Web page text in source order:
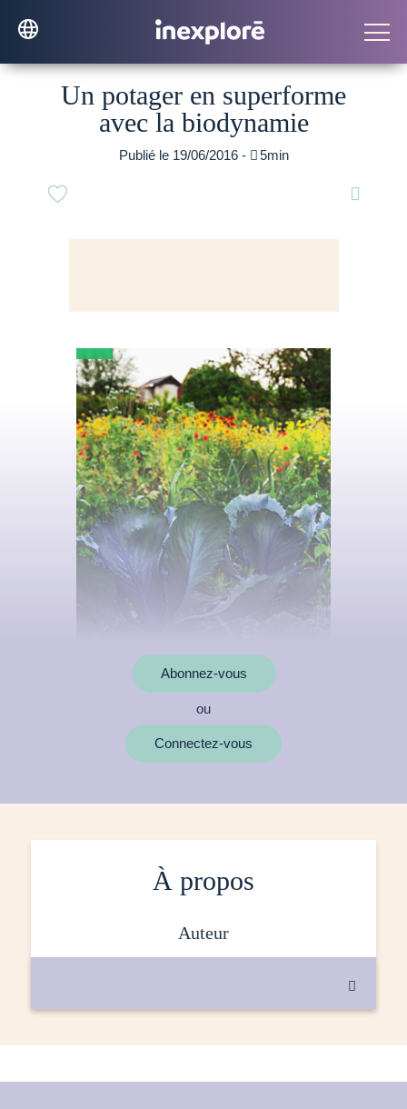
Un potager en superforme
avec la biodynamie
Publié le 19/06/2016 - 5min

Abonnez-vous
ou
Connectez-vous
À propos
auteur
